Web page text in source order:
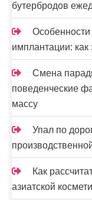
бутербродов
Особенности
имплантации: как
Смена
поведенческие
массу
Упал по
Как
азиатской